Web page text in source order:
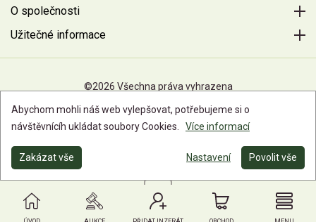
O společnosti
Užitečné informace
©2026 Všechna práva vyhrazena
Abychom mohli náš web vylepšovat, potřebujeme si o
návštěvnícíh ukládat soubory Cookies.
Více informací
Zakázat vše Nastavení Povolit vše